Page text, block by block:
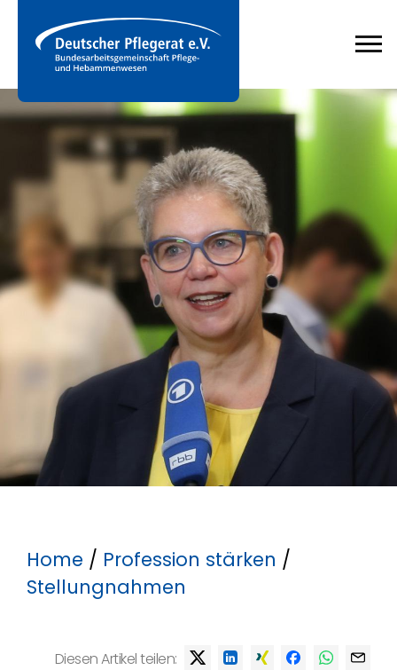
Home / Profession stärken /
Stellungnahmen
Diesen Artikel teilen: